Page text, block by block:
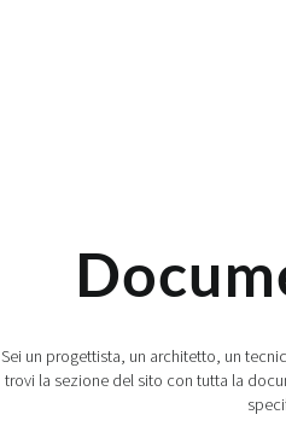
Sei un progettista, un architetto, un
trovi la sezione del sito con tutta la